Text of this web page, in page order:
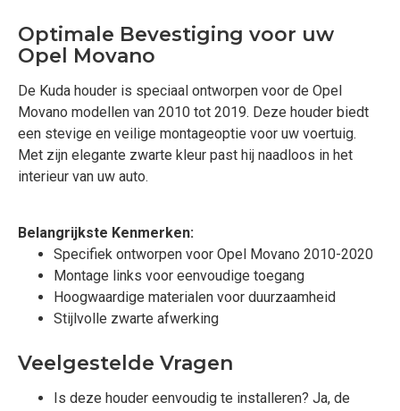
Optimale Bevestiging voor uw
Opel Movano
De Kuda houder is speciaal ontworpen voor de Opel
Movano modellen van 2010 tot 2019. Deze houder biedt
een stevige en veilige montageoptie voor uw voertuig.
Met zijn elegante zwarte kleur past hij naadloos in het
interieur van uw auto.
Belangrijkste Kenmerken:
Specifiek ontworpen voor Opel Movano 2010-2020
Montage links voor eenvoudige toegang
Hoogwaardige materialen voor duurzaamheid
Stijlvolle zwarte afwerking
Veelgestelde Vragen
Is deze houder eenvoudig te installeren? Ja, de